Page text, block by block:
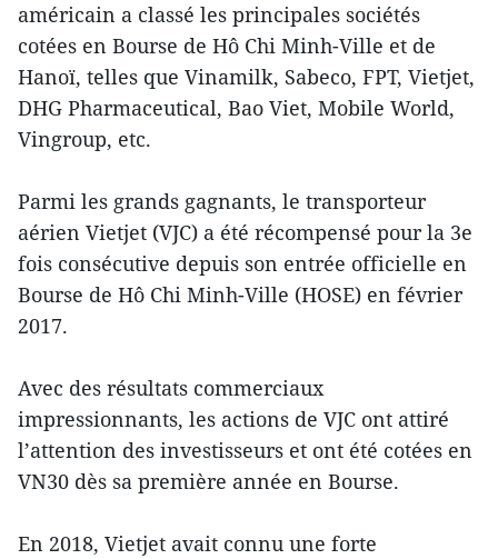
américain a classé les principales sociétés
cotées en Bourse de Hô Chi Minh-Ville et de
Hanoï, telles que Vinamilk, Sabeco, FPT, Vietjet,
DHG Pharmaceutical, Bao Viet, Mobile World,
Vingroup, etc.
Parmi les grands gagnants, le transporteur
aérien Vietjet (VJC) a été récompensé pour la 3e
fois consécutive depuis son entrée officielle en
Bourse de Hô Chi Minh-Ville (HOSE) en février
2017.
Avec des résultats commerciaux
impressionnants, les actions de VJC ont attiré
l’attention des investisseurs et ont été cotées en
VN30 dès sa première année en Bourse.
En 2018, Vietjet avait connu une forte